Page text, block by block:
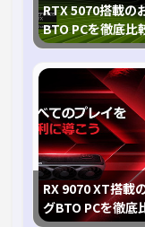
RTX 5070搭載の
BTO PCを徹底比
RX 9070 XT搭載
グBTO PCを徹底